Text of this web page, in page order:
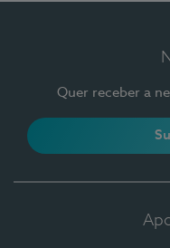
Quer receber a